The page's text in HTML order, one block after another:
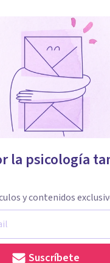
la psicología
y contenidos
Suscríbete